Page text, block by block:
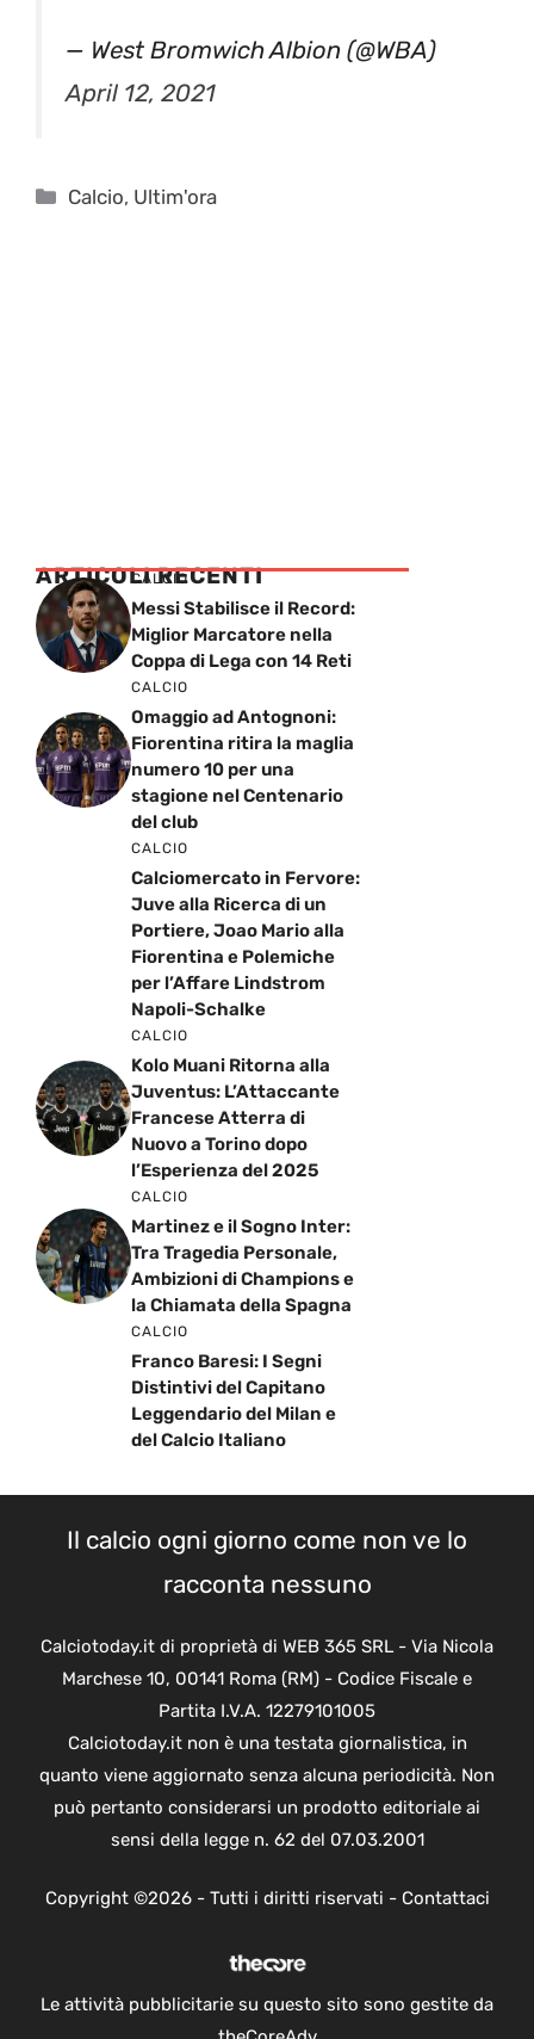
— West Bromwich Albion (@WBA)
April 12, 2021
Categorie
Calcio, Ultim'ora
ARTICOLI RECENTI
CALCIO
Messi Stabilisce il Record:
Miglior Marcatore nella
Coppa di Lega con 14 Reti
CALCIO
Omaggio ad Antognoni:
Fiorentina ritira la maglia
numero 10 per una
stagione nel Centenario
del club
CALCIO
Calciomercato in Fervore:
Juve alla Ricerca di un
Portiere, Joao Mario alla
Fiorentina e Polemiche
per l’Affare Lindstrom
Napoli-Schalke
CALCIO
Kolo Muani Ritorna alla
Juventus: L’Attaccante
Francese Atterra di
Nuovo a Torino dopo
l’Esperienza del 2025
CALCIO
Martinez e il Sogno Inter:
Tra Tragedia Personale,
Ambizioni di Champions e
la Chiamata della Spagna
CALCIO
Franco Baresi: I Segni
Distintivi del Capitano
Leggendario del Milan e
del Calcio Italiano
Il calcio ogni giorno come non ve lo
racconta nessuno
Calciotoday.it di proprietà di WEB 365 SRL - Via Nicola
Marchese 10, 00141 Roma (RM) - Codice Fiscale e
Partita I.V.A. 12279101005
Calciotoday.it non è una testata giornalistica, in
quanto viene aggiornato senza alcuna periodicità. Non
può pertanto considerarsi un prodotto editoriale ai
sensi della legge n. 62 del 07.03.2001
Copyright ©2026 - Tutti i diritti riservati - Contattaci
Le attività pubblicitarie su questo sito sono gestite da